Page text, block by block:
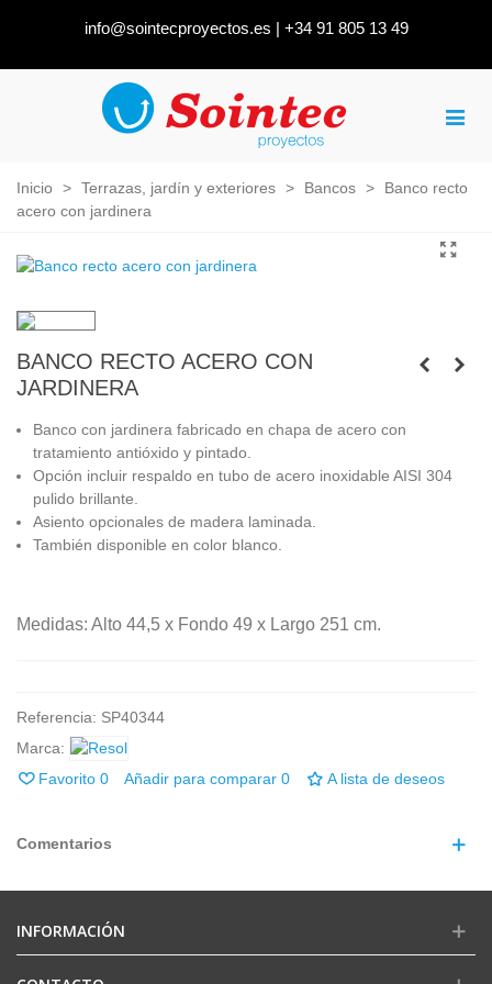
info@sointecproyectos.es | +34 91 805 13 49
Inicio > Terrazas, jardín y exteriores > Bancos >
Banco recto
acero con jardinera
BANCO RECTO ACERO CON
JARDINERA
Banco con jardinera fabricado en chapa de acero con
tratamiento antióxido y pintado.
Opción incluir respaldo en tubo de acero inoxidable AISI 304
pulido brillante.
Asiento opcionales de madera laminada.
También disponible en color blanco.
Medidas: Alto 44,5 x Fondo 49 x Largo 251 cm.
Referencia: SP40344
Marca:
Favorito 0 Añadir para comparar 0 A lista de deseos
Comentarios
INFORMACIÓN